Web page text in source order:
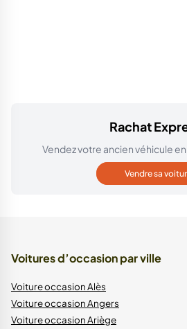
Rachat
Vendez votre ancien véhicule
Vendre sa
Voitures d’occasion par ville
Voiture occasion Alès
Voiture occasion Angers
Voiture occasion Ariège